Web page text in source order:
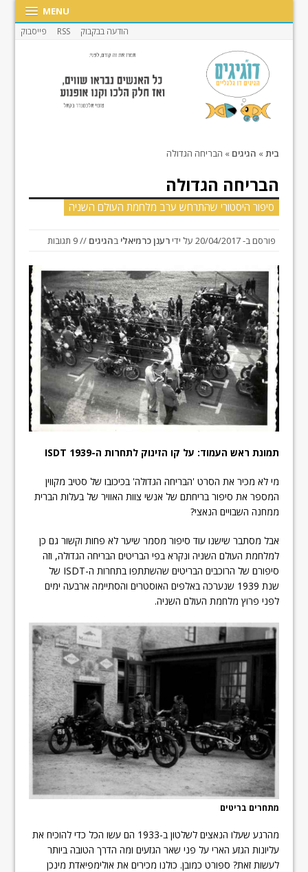
MENU
הודעה בבקבוק RSS פייסבוק
בית» הגיגים » הבריחה הגדולה
הבריחה הגדולה
סיפור היסטורי שהתרחש ערב מלחמת העולם השניה
פורסם ב-20/04/2017 על ידירענן כרמיאלי בהגיגים // 9 תגובות
תמונת ראש העמוד: על קו הזינוק לתחרות ה-ISDT 1939
מי לא מכיר את הסרט 'הבריחה הגדולה' בכיכובו של סטיב מקווין
המספר את סיפור בריחתם של אנשי צוות האוויר של בעלות הברית
ממחנה השבויים הנאצי?
אבל מסתבר שישנו עוד סיפור מסמר שיער לא פחות וקשור גם כן
למלחמת העולם השניה ונקרא בפי הבריטים הבריחה הגדולה, וזה
סיפורם של הרוכבים הבריטים שהשתתפו בתחרות ה-ISDT של
שנת 1939 שנערכה באלפים האוסטרים והסתיימה ארבעה ימים
לפני פרוץ מלחמת העולם השניה.
מתחרים בריטים
מהרגע שעלו הנאצים לשלטון ב-1933 הם עשו הכל כדי להוכיח את
עליונות הגזע הארי על פני שאר הגזעים ומה הדרך הטובה ביותר
לעשות זאת? ספורט כמובן. כולנו מכירים את אולימפיאדת מינכן